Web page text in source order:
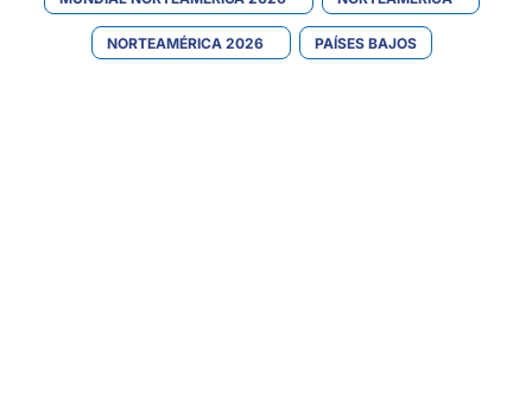
NORTEAMÉRICA 2026 PAÍSES BAJOS